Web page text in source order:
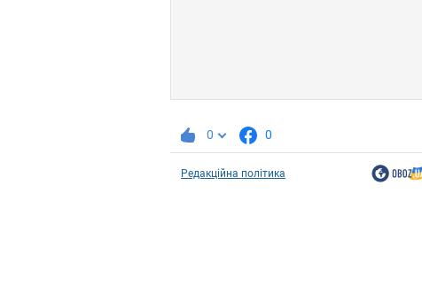
0 0
Редакційна політика